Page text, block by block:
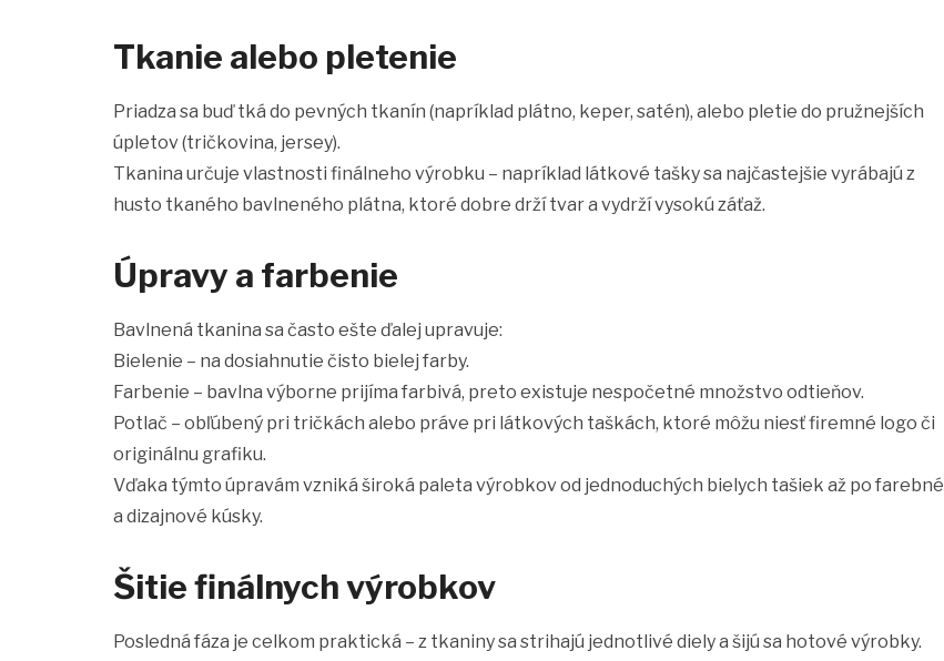
Tkanie alebo pletenie
Priadza sa buď tká do pevných tkanín (napríklad plátno, keper, satén), alebo pletie do pružnejších
úpletov (tričkovina, jersey).
Tkanina určuje vlastnosti finálneho výrobku – napríklad látkové tašky sa najčastejšie vyrábajú z
husto tkaného bavlneného plátna, ktoré dobre drží tvar a vydrží vysokú záťaž.
Úpravy a farbenie
Bavlnená tkanina sa často ešte ďalej upravuje:
Bielenie – na dosiahnutie čisto bielej farby.
Farbenie – bavlna výborne prijíma farbivá, preto existuje nespočetné množstvo odtieňov.
Potlač – obľúbený pri tričkách alebo práve pri látkových taškách, ktoré môžu niesť firemné logo či
originálnu grafiku.
Vďaka týmto úpravám vzniká široká paleta výrobkov od jednoduchých bielych tašiek až po farebné
a dizajnové kúsky.
Šitie finálnych výrobkov
Posledná fáza je celkom praktická – z tkaniny sa strihajú jednotlivé diely a šijú sa hotové výrobky.